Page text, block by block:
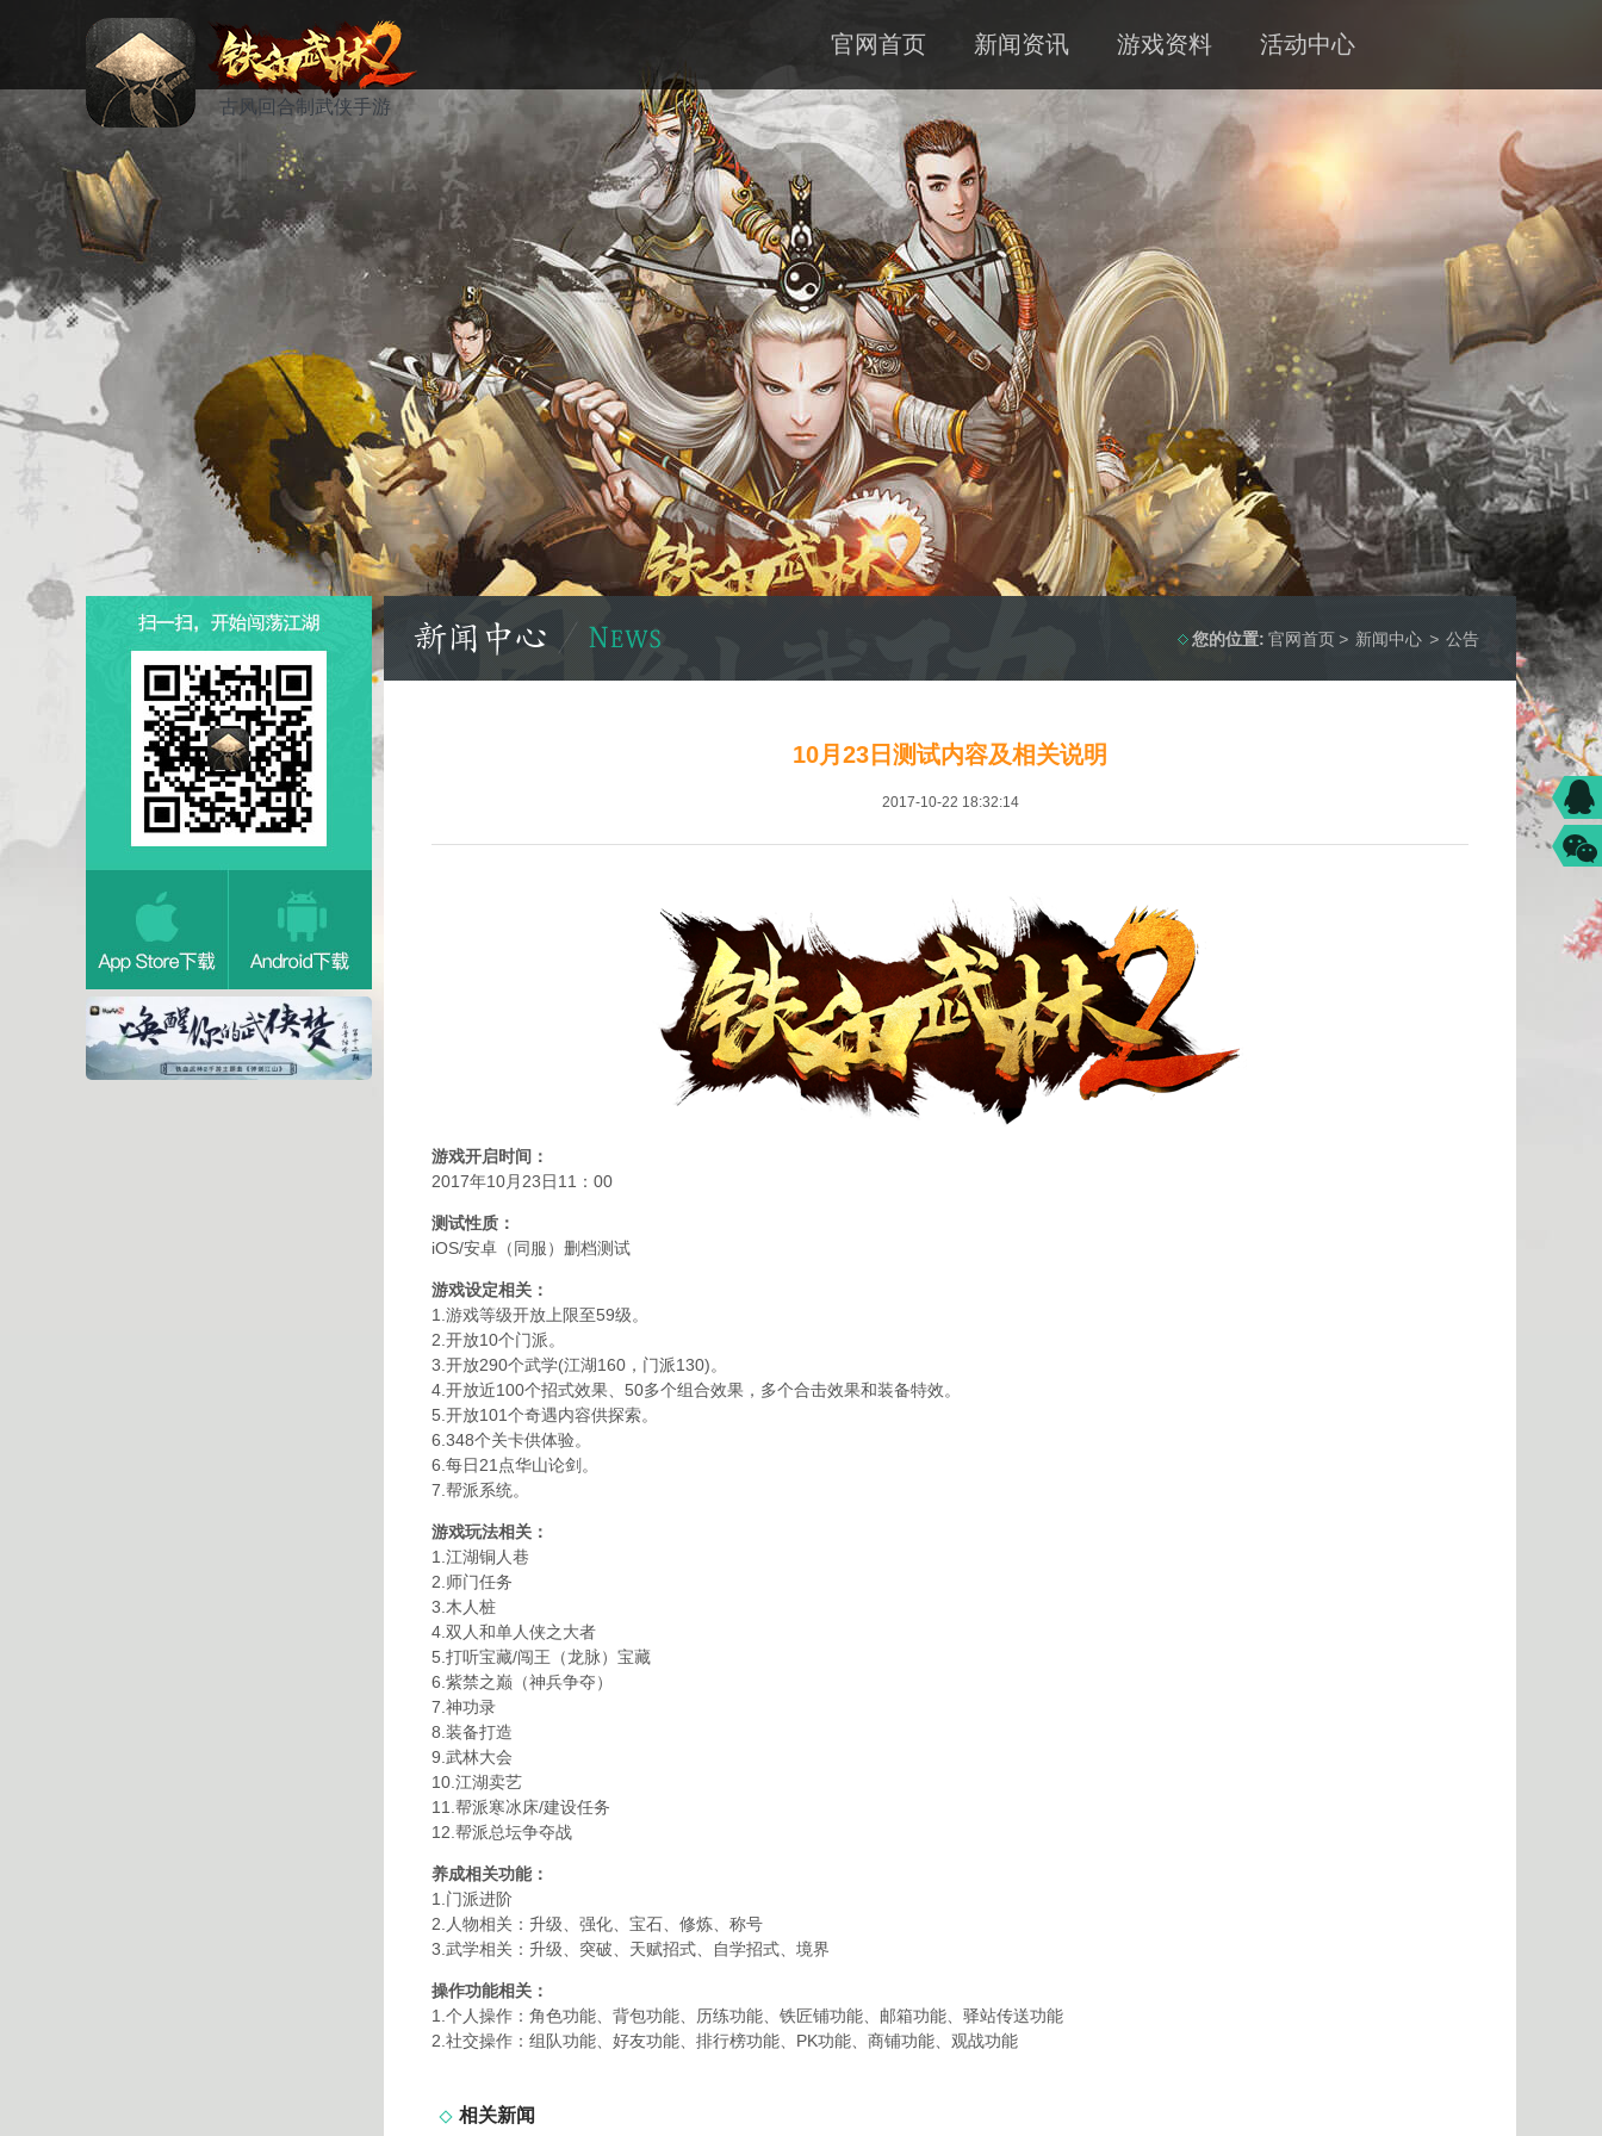
古风回合制武侠手游
官网首页 新闻资讯 游戏资料 活动中心
您的位置: 官网首页> 新闻中心 > 公告
10月23日测试内容及相关说明
2017-10-22 18:32:14
游戏开启时间：
2017年10月23日11：00
测试性质：
iOS/安卓（同服）删档测试
游戏设定相关：
1.游戏等级开放上限至59级。
2.开放10个门派。
3.开放290个武学(江湖160，门派130)。
4.开放近100个招式效果、50多个组合效果，多个合击效果和装备特效。
5.开放101个奇遇内容供探索。
6.348个关卡供体验。
6.每日21点华山论剑。
7.帮派系统。
游戏玩法相关：
1.江湖铜人巷
2.师门任务
3.木人桩
4.双人和单人侠之大者
5.打听宝藏/闯王（龙脉）宝藏
6.紫禁之巅（神兵争夺）
7.神功录
8.装备打造
9.武林大会
10.江湖卖艺
11.帮派寒冰床/建设任务
12.帮派总坛争夺战
养成相关功能：
1.门派进阶
2.人物相关：升级、强化、宝石、修炼、称号
3.武学相关：升级、突破、天赋招式、自学招式、境界
操作功能相关：
1.个人操作：角色功能、背包功能、历练功能、铁匠铺功能、邮箱功能、驿站传送功能
2.社交操作：组队功能、好友功能、排行榜功能、PK功能、商铺功能、观战功能
相关新闻
资讯 公告
活动 资料 攻略
论坛 下载 客服